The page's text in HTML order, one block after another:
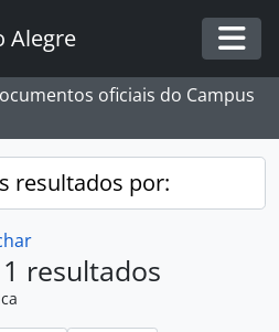
Alegre
oficiais do Campus
resultados por:
resultados